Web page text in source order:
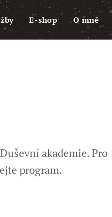
E-shop O mně
akademie. Pro
program.